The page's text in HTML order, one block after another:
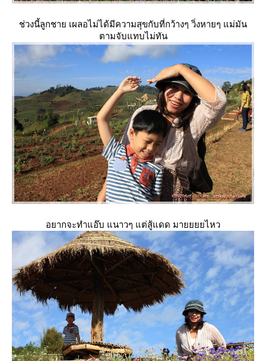
ช่วงนี้ลูกชาย เผลอไม่ได้มีความสุขกับที่กว้างๆ วิ่งหายๆ แม่มัน
ตามจับแทบไม่ทัน
อยากจะทำแอ๊บ แนาวๆ แต่สู้แดด มายยยยไหว